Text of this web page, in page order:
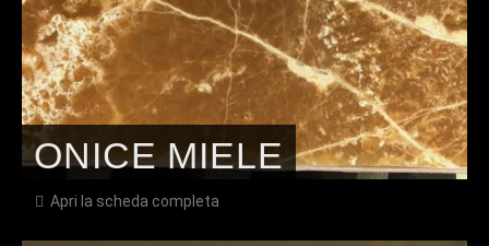
ONICE MIELE
Apri la scheda completa